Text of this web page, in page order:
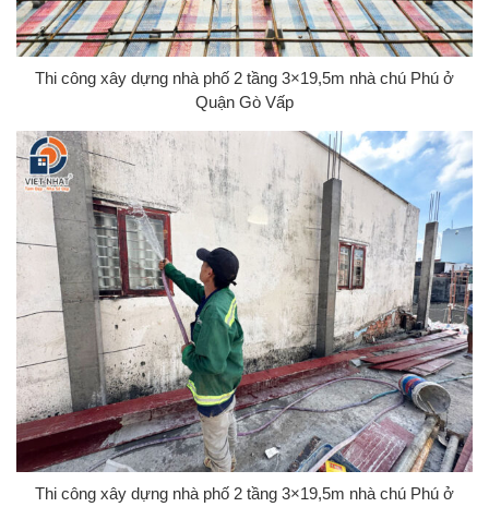
Thi công xây dựng nhà phố 2 tầng 3×19,5m nhà chú Phú ở
Quận Gò Vấp
Thi công xây dựng nhà phố 2 tầng 3×19,5m nhà chú Phú ở